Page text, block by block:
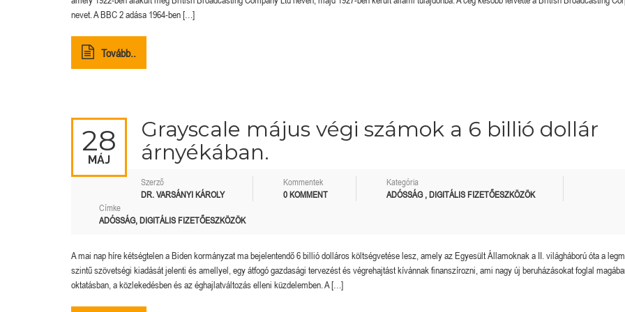
nevet. A BBC 2 adása 1964-ben […]
Tovább..
28
MÁJ
Grayscale május végi számok a 6 billió dollár
árnyékában.
Szerző
DR. VARSÁNYI KÁROLY
Kommentek
0 KOMMENT
Kategória
ADÓSSÁG, DIGITÁLIS FIZETŐESZKÖZÖK
Címke
ADÓSSÁG, DIGITÁLIS FIZETŐESZKÖZÖK
A mai nap híre kétségtelen a Biden kormányzat ma bejelentendő 6 billió dolláros költségvetése lesz, amely az Egyesült Államoknak a II. világháború óta a
szintű szövetségi kiadását jelenti és amellyel, egy átfogó gazdasági tervezést és végrehajtást kívánnak finanszírozni, ami nagy új beruházásokat foglal
oktatásban, a közlekedésben és az éghajlatváltozás elleni küzdelemben. A […]
Megérkezett a kazah Bitcoin tartalék? Orosz kriptós fejlemények.